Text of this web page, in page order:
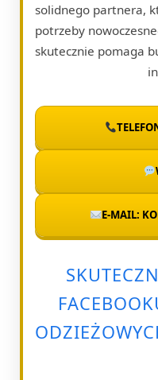
solidnego partnera,
potrzeby
skutecznie pomaga
E-MAIL: